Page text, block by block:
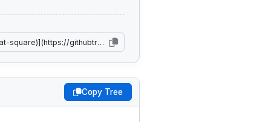
Copy Tree